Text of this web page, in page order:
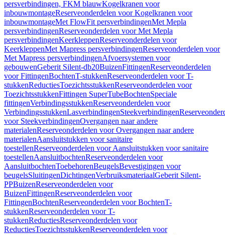
persverbindingen, FKM blauwKogelkranen voor
inbouwmontageReserveonderdelen voor Kogelkranen voor
inbouwmontageMet FlowFit persverbindingenMet Mepla
persverbindingenReserveonderdelen voor Met Mepla
persverbindingenKeerkleppenReserveonderdelen voor
KeerkleppenMet Mapress persverbindingenReserveonderdelen voor
Met Mapress persverbindingenAfvoersystemen voor
gebouwenGeberit Silent-db20BuizenFittingenReserveonderdelen
voor FittingenBochtenT-stukkenReserveonderdelen voor T-
stukkenReductiesToezichtsstukkenReserveonderdelen voor
ToezichtsstukkenFittingen SuperTubeBochtenSpeciale
fittingenVerbindingsstukkenReserveonderdelen voor
VerbindingsstukkenLasverbindingenSteekverbindingen
voor SteekverbindingenOvergangen naar andere
materialenReserveonderdelen voor Overgangen naar andere
materialenAansluitstukken voor sanitaire
toestellenReserveonderdelen voor Aansluitstukken voor sanitaire
toestellenAansluitbochtenReserveonderdelen voor
AansluitbochtenToebehorenBeugelsBevestigingen voor
beugelsSluitingenDichtingenVerbruiksmateriaalGeberit Silent-
PPBuizenReserveonderdelen voor
BuizenFittingenReserveonderdelen voor
FittingenBochtenReserveonderdelen voor BochtenT-
stukkenReserveonderdelen voor T-
stukkenReductiesReserveonderdelen voor
ReductiesToezichtsstukkenReserveonderdelen voor